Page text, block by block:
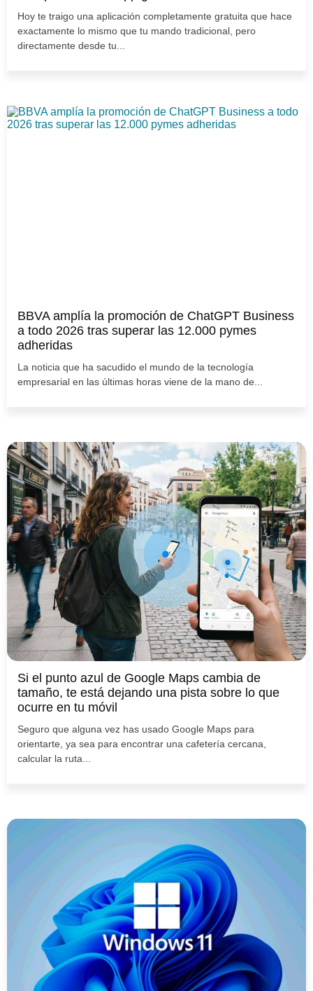
Hoy te traigo una aplicación completamente gratuita que hace
exactamente lo mismo que tu mando tradicional, pero
directamente desde tu...
BBVA amplía la promoción de ChatGPT Business
a todo 2026 tras superar las 12.000 pymes
adheridas
La noticia que ha sacudido el mundo de la tecnología
empresarial en las últimas horas viene de la mano de...
Si el punto azul de Google Maps cambia de
tamaño, te está dejando una pista sobre lo que
ocurre en tu móvil
Seguro que alguna vez has usado Google Maps para
orientarte, ya sea para encontrar una cafetería cercana,
calcular la ruta...